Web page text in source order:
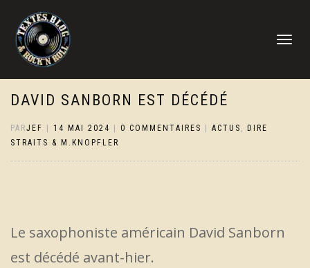
DÉPLIER
DAVID SANBORN EST DÉCÉDÉ
PARJEF 14 MAI 2024 0 COMMENTAIRES ACTUS ,
DIRE
STRAITS & M.KNOPFLER
Le saxophoniste américain David Sanborn
est décédé avant-hier.